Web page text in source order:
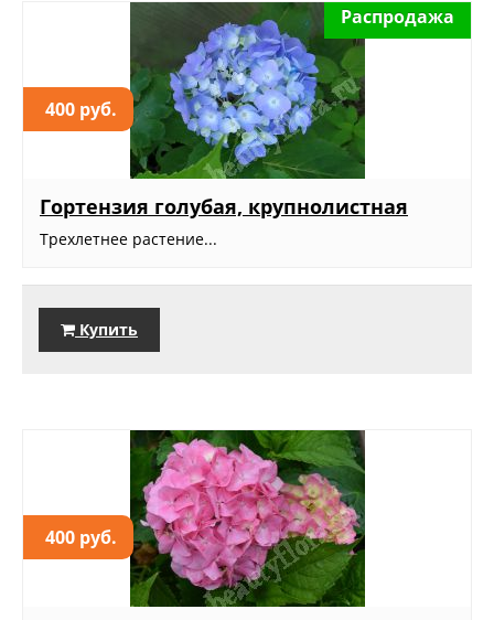
400 руб.
Распродажа
Гортензия голубая, крупнолистная
Трехлетнее растение...
Купить
400 руб.